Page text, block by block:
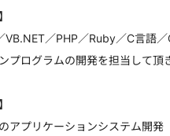
VB.NET／PHP／Ruby／C言語
プログラムの開発を担当して頂
アプリケーションシステム開発